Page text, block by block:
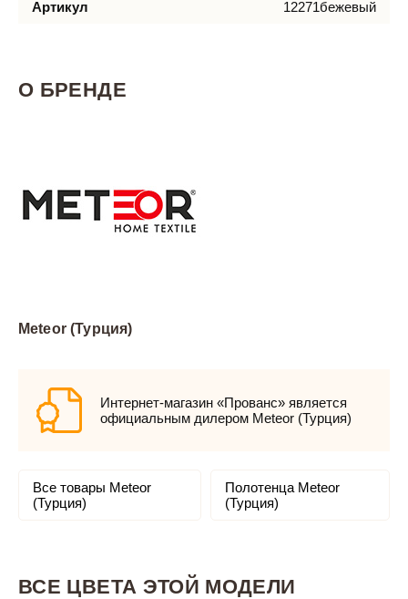
Артикул 12271бежевый
О БРЕНДЕ
Meteor (Турция)
Интернет-магазин «Прованс» является
официальным дилером Meteor (Турция)
Все товары Meteor
(Турция)
Полотенца Meteor
(Турция)
ВСЕ ЦВЕТА ЭТОЙ МОДЕЛИ